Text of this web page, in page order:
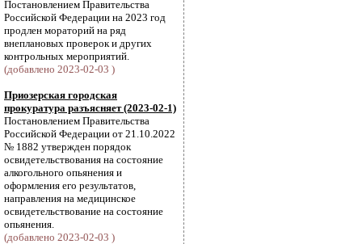
Постановлением Правительства
Российской Федерации на 2023 год
продлен мораторий на ряд
внеплановых проверок и других
контрольных мероприятий.
(добавлено 2023-02-03 )
Приозерская городская
прокуратура разъясняет (2023-02-1)
Постановлением Правительства
Российской Федерации от 21.10.2022
№ 1882 утвержден порядок
освидетельствования на состояние
алкогольного опьянения и
оформления его результатов,
направления на медицинское
освидетельствование на состояние
опьянения.
(добавлено 2023-02-03 )